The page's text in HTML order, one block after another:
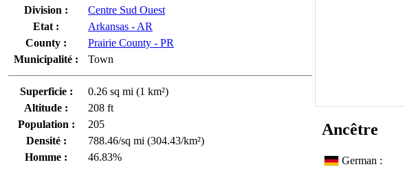
Division :
Centre Sud Ouest
Etat :
Arkansas - AR
County :
Prairie County - PR
Municipalité :
Town
Superficie :
0.26 sq mi (1 km²)
Altitude :
208 ft
Population :
205
Densité :
788.46/sq mi (304.43/km²)
Homme :
46.83%
Ancêtre
German :